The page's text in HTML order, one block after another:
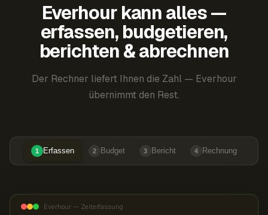
Everhour kann alles —
erfassen, budgetieren,
berichten & abrechnen
Der Rechner liefert Ihnen die Zahl — Everhour
übernimmt den Rest.
1 Erfassen 2 Budget 3 Bericht 4 Rechnung
Everhour — Zeiterfassung